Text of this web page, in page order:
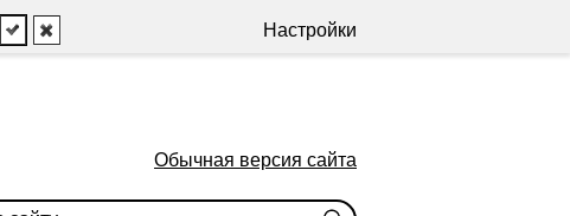
Настройки
Обычная версия сайта